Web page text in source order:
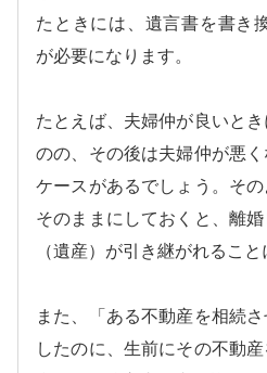
たときには、遺言書を書き
が必要になります。
たとえば、夫婦仲が良いと
のの、その後は夫婦仲が悪
ケースがあるでしょう。そ
そのままにしておくと、離
（遺産）が引き継がれること
また、「ある不動産を相続
したのに、生前にその不動